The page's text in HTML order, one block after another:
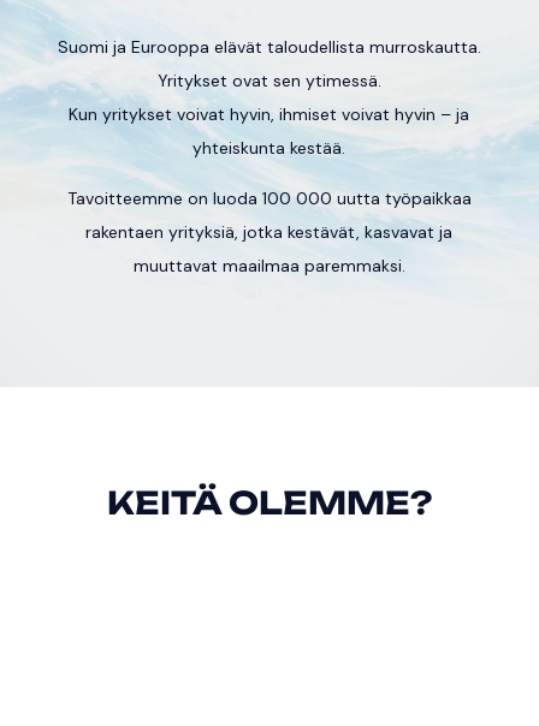
Suomi ja Eurooppa elävät taloudellista murroskautta.
Yritykset ovat sen ytimessä.
Kun yritykset voivat hyvin, ihmiset voivat hyvin – ja
yhteiskunta kestää.
Tavoitteemme on luoda 100 000 uutta työpaikkaa
rakentaen yrityksiä, jotka kestävät, kasvavat ja
muuttavat maailmaa paremmaksi.
KEITÄ OLEMME?